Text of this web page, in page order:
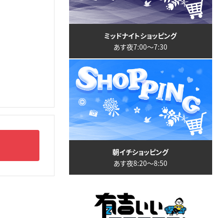
ミッドナイトショッピング
あす夜7:00〜7:30
朝イチショッピング
あす夜8:20〜8:50